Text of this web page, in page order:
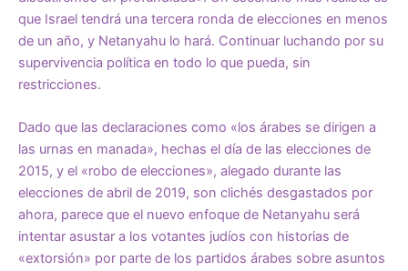
que Israel tendrá una tercera ronda de elecciones en menos
de un año, y Netanyahu lo hará. Continuar luchando por su
supervivencia política en todo lo que pueda, sin
restricciones.
Dado que las declaraciones como «los árabes se dirigen a
las urnas en manada», hechas el día de las elecciones de
2015, y el «robo de elecciones», alegado durante las
elecciones de abril de 2019, son clichés desgastados por
ahora, parece que el nuevo enfoque de Netanyahu será
intentar asustar a los votantes judíos con historias de
«extorsión» por parte de los partidos árabes sobre asuntos